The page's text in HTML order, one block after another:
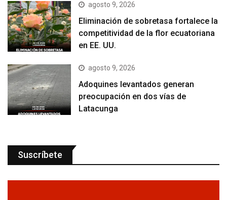
agosto 9, 2026
Eliminación de sobretasa fortalece la
competitividad de la flor ecuatoriana
en EE. UU.
agosto 9, 2026
Adoquines levantados generan
preocupación en dos vías de
Latacunga
Suscríbete